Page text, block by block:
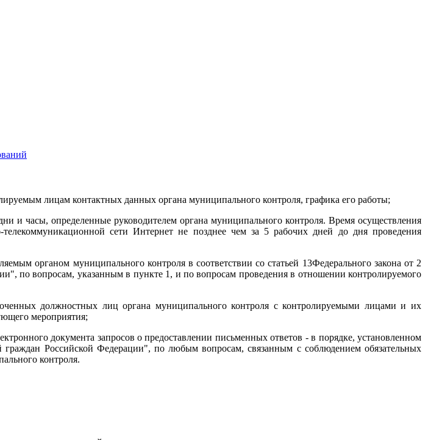
лицам контактных данных органа муниципального контроля, графика его работы;
и часы, определенные руководителем органа муниципального контроля. Время осуществления
сети Интернет не позднее чем за 5 рабочих дней до дня проведения
органом муниципального контроля в соответствии со статьей 13Федерального закона от 2
по вопросам, указанным в пункте 1, и по вопросам проведения в отношении контролируемого
должностных лиц органа муниципального контроля с контролируемыми лицами и их
мероприятия;
документа запросов о предоставлении письменных ответов - в порядке, установленном
Российской Федерации", по любым вопросам, связанным с соблюдением обязательных
контроля.